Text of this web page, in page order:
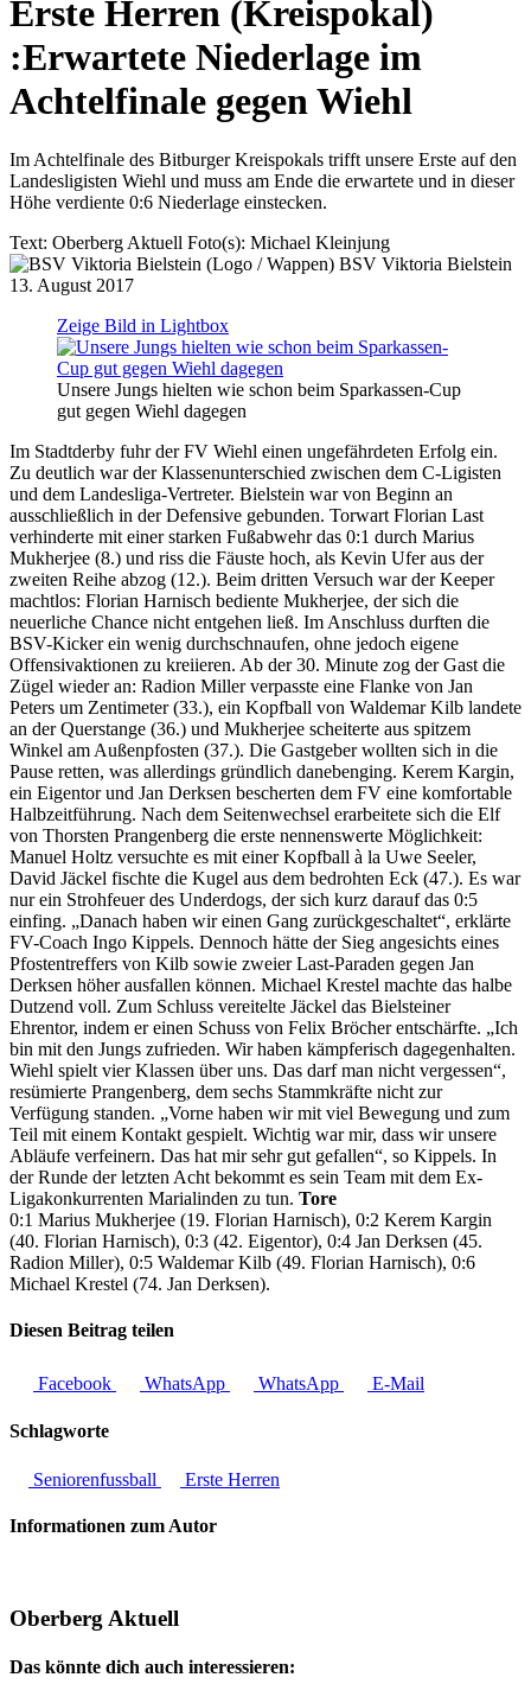
Erste Herren (Kreispokal)
:Erwartete Niederlage im
Achtelfinale gegen Wiehl
Im Achtelfinale des Bitburger Kreispokals trifft unsere Erste auf den
Landesligisten Wiehl und muss am Ende die erwartete und in dieser
Höhe verdiente 0:6 Niederlage einstecken.
Text: Oberberg Aktuell Foto(s): Michael Kleinjung
BSV Viktoria Bielstein
13. August 2017
Zeige Bild in Lightbox
Unsere Jungs hielten wie schon beim Sparkassen-Cup
gut gegen Wiehl dagegen
Im Stadtderby fuhr der FV Wiehl einen ungefährdeten Erfolg ein.
Zu deutlich war der Klassenunterschied zwischen dem C-Ligisten
und dem Landesliga-Vertreter. Bielstein war von Beginn an
ausschließlich in der Defensive gebunden. Torwart Florian Last
verhinderte mit einer starken Fußabwehr das 0:1 durch Marius
Mukherjee (8.) und riss die Fäuste hoch, als Kevin Ufer aus der
zweiten Reihe abzog (12.). Beim dritten Versuch war der Keeper
machtlos: Florian Harnisch bediente Mukherjee, der sich die
neuerliche Chance nicht entgehen ließ. Im Anschluss durften die
BSV-Kicker ein wenig durchschnaufen, ohne jedoch eigene
Offensivaktionen zu kreiieren. Ab der 30. Minute zog der Gast die
Zügel wieder an: Radion Miller verpasste eine Flanke von Jan
Peters um Zentimeter (33.), ein Kopfball von Waldemar Kilb landete
an der Querstange (36.) und Mukherjee scheiterte aus spitzem
Winkel am Außenpfosten (37.). Die Gastgeber wollten sich in die
Pause retten, was allerdings gründlich danebenging. Kerem Kargin,
ein Eigentor und Jan Derksen bescherten dem FV eine komfortable
Halbzeitführung. Nach dem Seitenwechsel erarbeitete sich die Elf
von Thorsten Prangenberg die erste nennenswerte Möglichkeit:
Manuel Holtz versuchte es mit einer Kopfball à la Uwe Seeler,
David Jäckel fischte die Kugel aus dem bedrohten Eck (47.). Es war
nur ein Strohfeuer des Underdogs, der sich kurz darauf das 0:5
einfing. „Danach haben wir einen Gang zurückgeschaltet“, erklärte
FV-Coach Ingo Kippels. Dennoch hätte der Sieg angesichts eines
Pfostentreffers von Kilb sowie zweier Last-Paraden gegen Jan
Derksen höher ausfallen können. Michael Krestel machte das halbe
Dutzend voll. Zum Schluss vereitelte Jäckel das Bielsteiner
Ehrentor, indem er einen Schuss von Felix Bröcher entschärfte. „Ich
bin mit den Jungs zufrieden. Wir haben kämpferisch dagegenhalten.
Wiehl spielt vier Klassen über uns. Das darf man nicht vergessen“,
resümierte Prangenberg, dem sechs Stammkräfte nicht zur
Verfügung standen. „Vorne haben wir mit viel Bewegung und zum
Teil mit einem Kontakt gespielt. Wichtig war mir, dass wir unsere
Abläufe verfeinern. Das hat mir sehr gut gefallen“, so Kippels. In
der Runde der letzten Acht bekommt es sein Team mit dem Ex-
Ligakonkurrenten Marialinden zu tun. Tore
0:1 Marius Mukherjee (19. Florian Harnisch), 0:2 Kerem Kargin
(40. Florian Harnisch), 0:3 (42. Eigentor), 0:4 Jan Derksen (45.
Radion Miller), 0:5 Waldemar Kilb (49. Florian Harnisch), 0:6
Michael Krestel (74. Jan Derksen).
Diesen Beitrag teilen
Facebook WhatsApp WhatsApp E-Mail
Schlagworte
Seniorenfussball Erste Herren
Informationen zum Autor
Oberberg Aktuell
Das könnte dich auch interessieren: